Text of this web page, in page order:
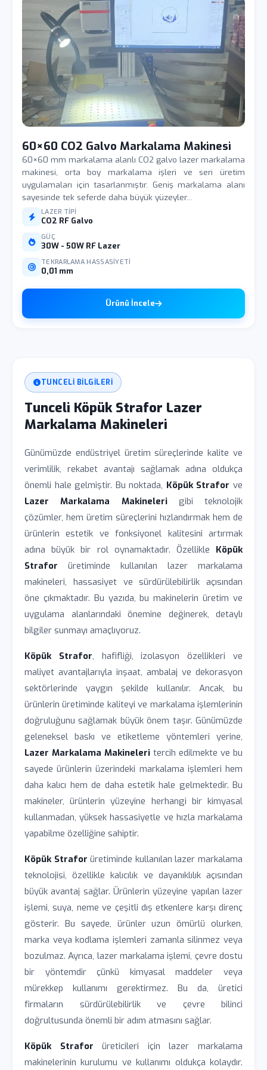
60×60 CO2 Galvo Markalama Makinesi
60×60 mm markalama alanlı CO2 galvo lazer markalama
makinesi, orta boy markalama işleri ve seri üretim
uygulamaları için tasarlanmıştır. Geniş markalama alanı
sayesinde tek seferde daha büyük yüzeyler...
LAZER TIPI
CO2 RF Galvo
GÜÇ
30W - 50W RF Lazer
TEKRARLAMA HASSASIYETI
0,01 mm
Ürünü İncele
TUNCELI BILGILERI
Tunceli Köpük Strafor Lazer
Markalama Makineleri
Günümüzde endüstriyel üretim süreçlerinde kalite ve
verimlilik, rekabet avantajı sağlamak adına oldukça
önemli hale gelmiştir. Bu noktada, Köpük Strafor ve
Lazer Markalama Makinelerigibi teknolojik
çözümler, hem üretim süreçlerini hızlandırmak hem de
ürünlerin estetik ve fonksiyonel kalitesini artırmak
adına büyük bir rol oynamaktadır. Özellikle Köpük
Strafor üretiminde kullanılan lazer markalama
makineleri, hassasiyet ve sürdürülebilirlik açısından
öne çıkmaktadır. Bu yazıda, bu makinelerin üretim ve
uygulama alanlarındaki önemine değinerek, detaylı
bilgiler sunmayı amaçlıyoruz.
Köpük Strafor, hafifliği, izolasyon özellikleri ve
maliyet avantajlarıyla inşaat, ambalaj ve dekorasyon
sektörlerinde yaygın şekilde kullanılır. Ancak, bu
ürünlerin üretiminde kaliteyi ve markalama işlemlerinin
doğruluğunu sağlamak büyük önem taşır. Günümüzde
geleneksel baskı ve etiketleme yöntemleri yerine,
Lazer Markalama Makineleri tercih edilmekte ve bu
sayede ürünlerin üzerindeki markalama işlemleri hem
daha kalıcı hem de daha estetik hale gelmektedir. Bu
makineler, ürünlerin yüzeyine herhangi bir kimyasal
kullanmadan, yüksek hassasiyetle ve hızla markalama
yapabilme özelliğine sahiptir.
Köpük Strafor üretiminde kullanılan lazer markalama
teknolojisi, özellikle kalıcılık ve dayanıklılık açısından
büyük avantaj sağlar. Ürünlerin yüzeyine yapılan lazer
işlemi, suya, neme ve çeşitli dış etkenlere karşı direnç
gösterir. Bu sayede, ürünler uzun ömürlü olurken,
marka veya kodlama işlemleri zamanla silinmez veya
bozulmaz. Ayrıca, lazer markalama işlemi, çevre dostu
bir yöntemdir çünkü kimyasal maddeler veya
mürekkep kullanımı gerektirmez. Bu da, üretici
firmaların sürdürülebilirlik ve çevre bilinci
doğrultusunda önemli bir adım atmasını sağlar.
Köpük Strafor üreticileri için lazer markalama
makinelerinin kurulumu ve kullanımı oldukça kolaydır.